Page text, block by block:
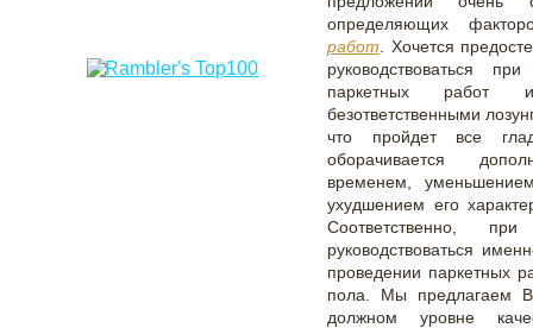
определяющих
работ. Хочется
руководствоваться
паркетных работ
безответственными
что пройдет все
оборачивается
временем,
ухудшением его
Соответственно,
руководствоваться
проведении паркетных
пола. Мы предлагаем
должном уровне